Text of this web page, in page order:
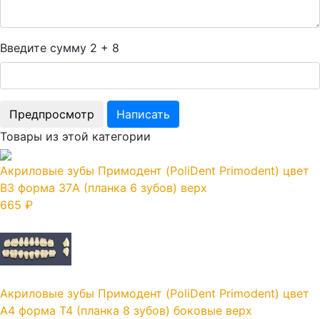
Введите сумму 2 + 8
Товары из этой категории
Акриловые зубы Примодент (PoliDent Primodent) цвет
B3 форма 37A (планка 6 зубов) верх
665 ₽
Акриловые зубы Примодент (PoliDent Primodent) цвет
A4 форма T4 (планка 8 зубов) боковые верх